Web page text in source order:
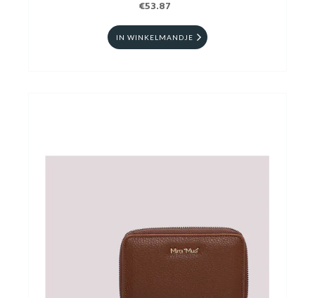
€53.87
IN WINKELMANDJE